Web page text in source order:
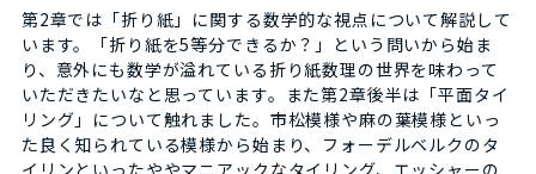
第2章では「折り紙」に関する数学的な視点について解説して
います。「折り紙を5等分できるか？」という問いから始ま
り、意外にも数学が溢れている折り紙数理の世界を味わって
いただきたいなと思っています。また第2章後半は「平面タイ
リング」について触れました。市松模様や麻の葉模様といっ
た良く知られている模様から始まり、フォーデルベルクのタ
イリンといったややマニアックなタイリング、エッシャーの